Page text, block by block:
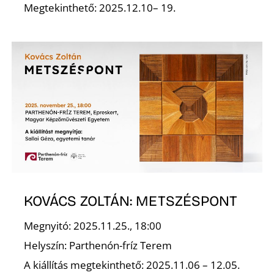
Megtekinthető: 2025.12.10– 19.
KOVÁCS ZOLTÁN: METSZÉSPONT
Megnyitó: 2025.11.25., 18:00
Helyszín: Parthenón-fríz Terem
A kiállítás megtekinthető: 2025.11.06 – 12.05.